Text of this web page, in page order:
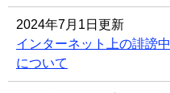
2024年7月1日更新
インターネット上の誹謗
について